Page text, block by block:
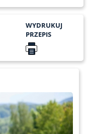
WYDRUKUJ
PRZEPIS